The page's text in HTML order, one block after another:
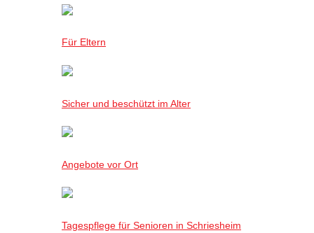
Für Eltern
Sicher und beschützt im Alter
Angebote vor Ort
Tagespflege für Senioren in Schriesheim